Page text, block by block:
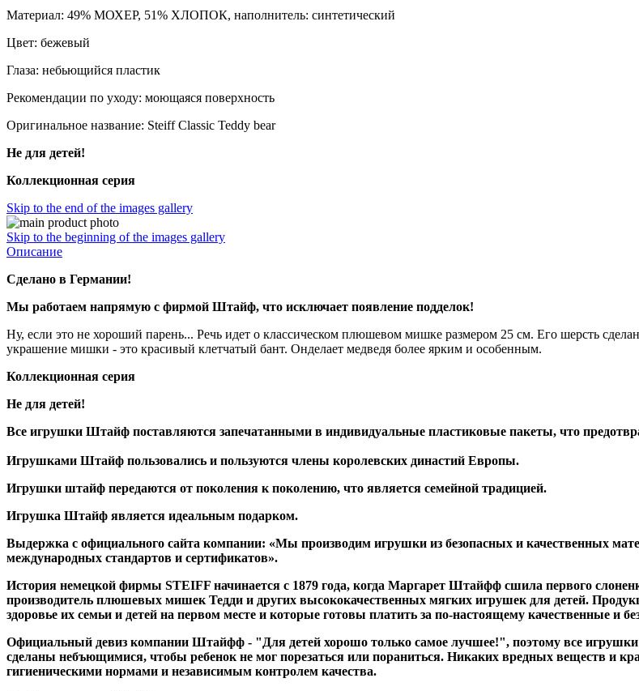
Материал: 49% МОХЕР, 51% ХЛОПОК, наполнитель: синтетический
Цвет: бежевый
Глаза: небьющийся пластик
Рекомендации по уходу: моющаяся поверхность
Оригинальное название: Steiff Classic Teddy bear
Не для детей!
Коллекционная серия
Skip to the end of the images gallery
Skip to the beginning of the images gallery
Описание
Сделано в Германии!
Мы работаем напрямую с фирмой Штайф, что исключает появление подделок!
Ну, если это не хороший парень... Речь идет о классическом плюшевом мишке размером 25 см. Его шерсть
украшение мишки - это красивый клетчатый бант. Онделает медведя более ярким и особенным.
Коллекционная серия
Не для детей!
Все игрушки Штайф поставляются запечатанными в индивидуальные пластиковые пакеты, что
Игрушками Штайф пользовались и пользуются члены королевских династий Европы.
Игрушки штайф передаются от поколения к поколению, что является семейной традицией.
Игрушка Штайф является идеальным подарком.
Выдержка с официального сайта компании: «Мы производим игрушки из безопасных и качественных
международных стандартов и сертификатов».
История немецкой фирмы STEIFF начинается с 1879 года, когда Маргарет Штайфф сшила первого
производитель плюшевых мишек Тедди и других высококачественных мягких игрушек для детей.
здоровье их семьи и детей на первом месте и которые готовы платить за по-настоящему качественные и
Официальный девиз компании Штайфф - "Для детей хорошо только самое лучшее!", поэтому все игрушки
сделаны небъющимися, чтобы ребенок не мог порезаться или пораниться. Никаких вредных веществ и
гигиеническими нормами и независимым контролем качества.